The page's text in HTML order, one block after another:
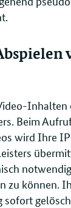
Inhalten
Beim
wird Ihre
zu können.
sofort